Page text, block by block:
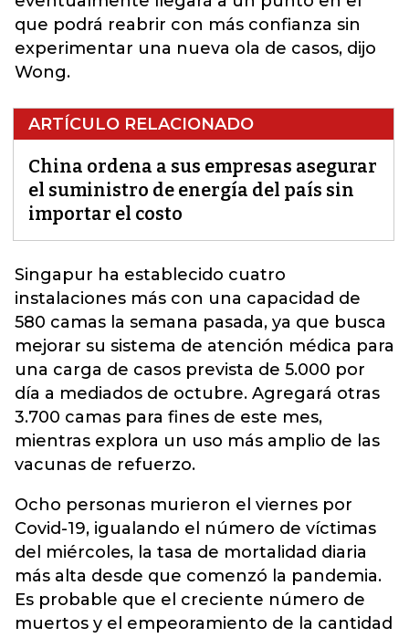
que podrá reabrir con más confianza sin
experimentar una nueva ola de casos, dijo
Wong.
ARTÍCULO RELACIONADO
China ordena a sus empresas asegurar
el suministro de energía del país sin
importar el costo
Singapur ha establecido cuatro
instalaciones más con una capacidad de
580 camas la semana pasada, ya que busca
mejorar su sistema de atención médica para
una carga de casos prevista de 5.000 por
día a mediados de octubre. Agregará otras
3.700 camas para fines de este mes,
mientras explora un uso más amplio de las
vacunas de refuerzo.
Ocho personas murieron el viernes por
Covid-19, igualando el número de víctimas
del miércoles, la tasa de mortalidad diaria
más alta desde que comenzó la pandemia.
Es probable que el creciente número de
muertos y el empeoramiento de la cantidad